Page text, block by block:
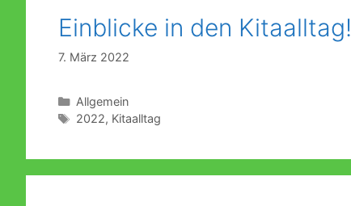
Einblicke in den Kitaalltag!
7. März 2022
Kategorien
Allgemein
Schlagwörter
2022, Kitaalltag